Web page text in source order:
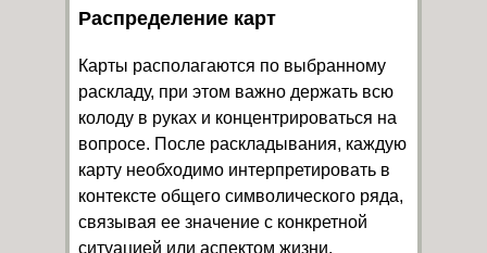
Распределение карт
Карты располагаются по выбранному
раскладу, при этом важно держать всю
колоду в руках и концентрироваться на
вопросе. После раскладывания, каждую
карту необходимо интерпретировать в
контексте общего символического ряда,
связывая ее значение с конкретной
ситуацией или аспектом жизни.